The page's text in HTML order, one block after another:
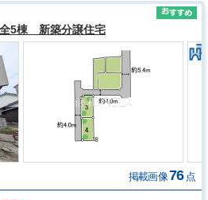
5棟 新築分譲住宅
掲載画像76 点